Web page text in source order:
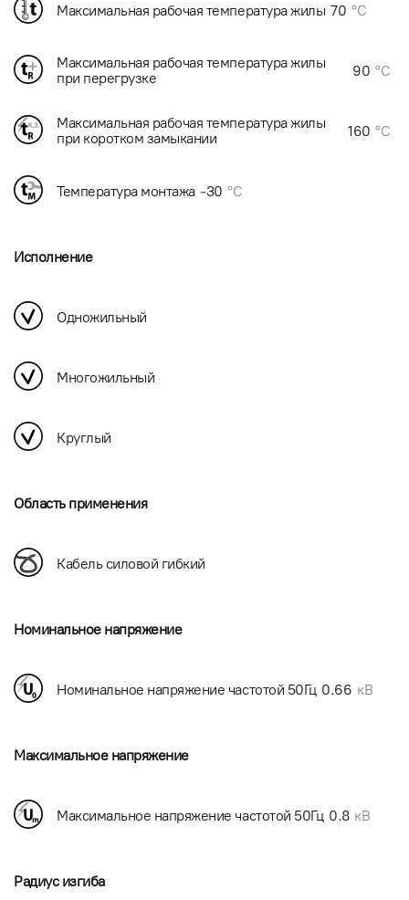
Максимальная рабочая температура жилы 70 °C
Максимальная рабочая температура жилы
при перегрузке
90 °C
Максимальная рабочая температура жилы
при коротком замыкании
160 °C
Температура монтажа -30 °C
Исполнение
Одножильный
Многожильный
Круглый
Область применения
Кабель силовой гибкий
Номинальное напряжение
Номинальное напряжение частотой 50Гц 0.66 кВ
Максимальное напряжение
Максимальное напряжение частотой 50Гц 0.8 кВ
Радиус изгиба